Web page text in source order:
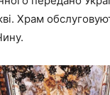
Храм